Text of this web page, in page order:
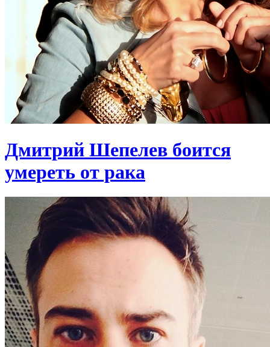
Дмитрий Шепелев боится
умереть от рака